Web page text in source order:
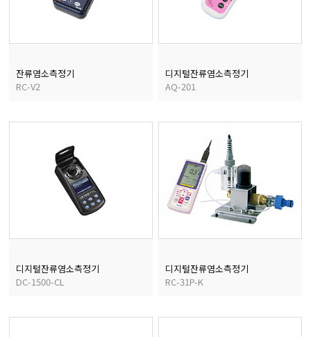
진공계/차압계/진공펌프
균질기/원심분리기/초
이화학기기/교반기
열화상카메라
잔류염소측정기
RC-V2
디지털잔류염소측정기
AQ-201
디지털잔류염소측정기
DC-1500-CL
디지털잔류염소측정기
RC-31P-K